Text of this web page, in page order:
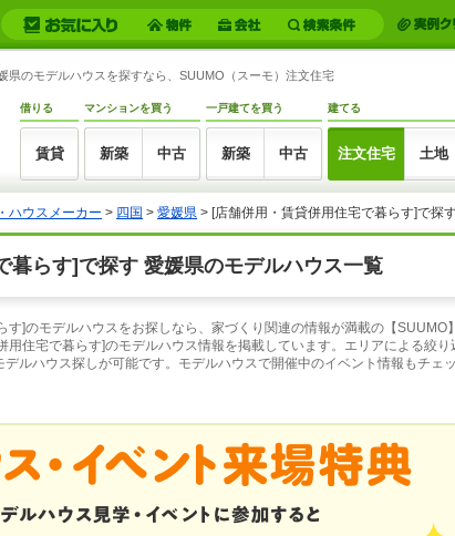
県のモデルハウスを探すなら、SUUMO（スーモ）注文住宅
借りる
賃貸
マンションを買う
新築 中古
一戸建てを買う
新築 中古
建てる
注文住宅 土地
ハウスメーカー > 四国 > 愛媛県 > [店舗併用・賃貸併用住宅で暮らす]で探
暮らす]で探す 愛媛県のモデルハウス一覧
す]のモデルハウスをお探しなら、家づくり関連の情報が満載の【
用住宅で暮らす]のモデルハウス情報を掲載しています。エリアによる絞
デルハウス探しが可能です。モデルハウスで開催中のイベント情報もチ